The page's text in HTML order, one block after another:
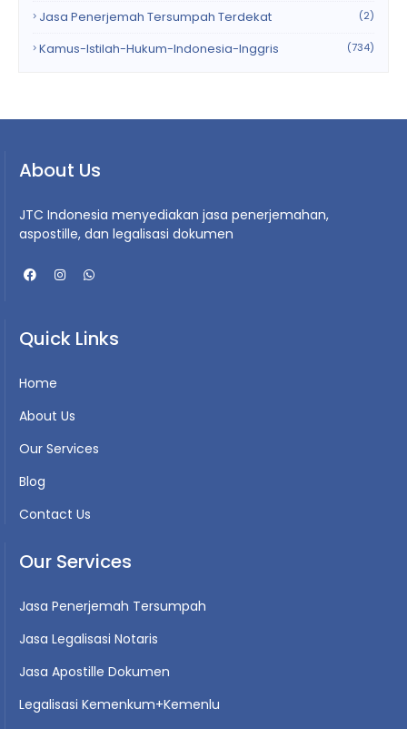
Jasa Penerjemah Tersumpah Terdekat (2)
Kamus-Istilah-Hukum-Indonesia-Inggris (734)
About Us
JTC Indonesia menyediakan jasa penerjemahan,
aspostille, dan legalisasi dokumen
Quick Links
Home
About Us
Our Services
Blog
Contact Us
Our Services
Jasa Penerjemah Tersumpah
Jasa Legalisasi Notaris
Jasa Apostille Dokumen
Legalisasi Kemenkum+Kemenlu